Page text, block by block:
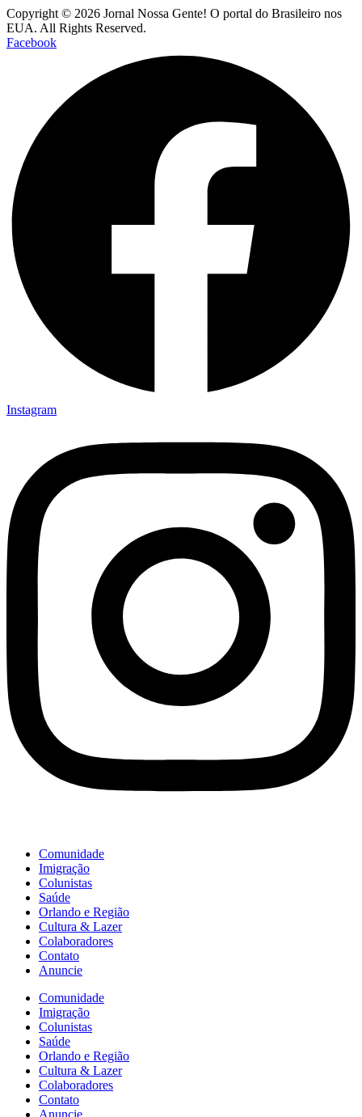
Copyright © 2026 Jornal Nossa Gente! O portal do Brasileiro nos
EUA. All Rights Reserved.
Facebook
Instagram
Comunidade
Imigração
Colunistas
Saúde
Orlando e Região
Cultura & Lazer
Colaboradores
Contato
Anuncie
Comunidade
Imigração
Colunistas
Saúde
Orlando e Região
Cultura & Lazer
Colaboradores
Contato